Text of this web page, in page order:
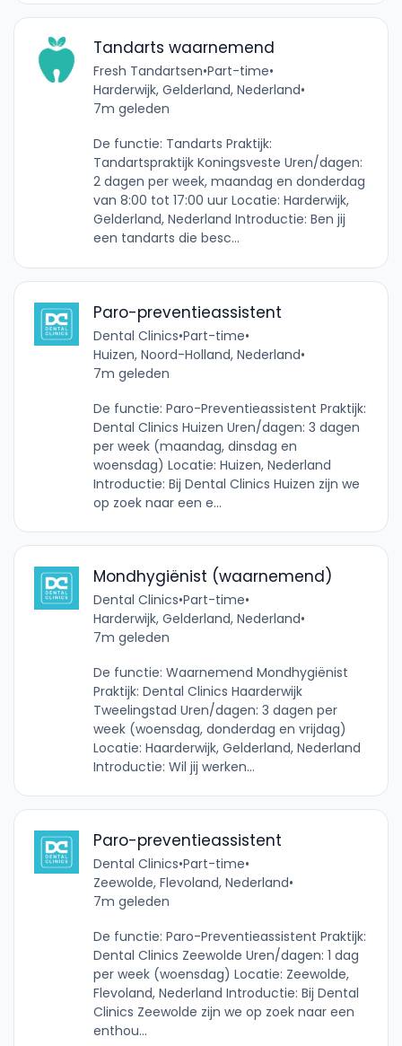
Tandarts waarnemend
Fresh Tandartsen•Part-time•
Harderwijk, Gelderland, Nederland•
7m geleden
De functie: Tandarts Praktijk:
Tandartspraktijk Koningsveste Uren/dagen:
2 dagen per week, maandag en donderdag
van 8:00 tot 17:00 uur Locatie: Harderwijk,
Gelderland, Nederland Introductie: Ben jij
een tandarts die besc...
Paro-preventieassistent
Dental Clinics•Part-time•
Huizen, Noord-Holland, Nederland•
7m geleden
De functie: Paro-Preventieassistent Praktijk:
Dental Clinics Huizen Uren/dagen: 3 dagen
per week (maandag, dinsdag en
woensdag) Locatie: Huizen, Nederland
Introductie: Bij Dental Clinics Huizen zijn we
op zoek naar een e...
Mondhygiënist (waarnemend)
Dental Clinics•Part-time•
Harderwijk, Gelderland, Nederland•
7m geleden
De functie: Waarnemend Mondhygiënist
Praktijk: Dental Clinics Haarderwijk
Tweelingstad Uren/dagen: 3 dagen per
week (woensdag, donderdag en vrijdag)
Locatie: Haarderwijk, Gelderland, Nederland
Introductie: Wil jij werken...
Paro-preventieassistent
Dental Clinics•Part-time•
Zeewolde, Flevoland, Nederland•
7m geleden
De functie: Paro-Preventieassistent Praktijk:
Dental Clinics Zeewolde Uren/dagen: 1 dag
per week (woensdag) Locatie: Zeewolde,
Flevoland, Nederland Introductie: Bij Dental
Clinics Zeewolde zijn we op zoek naar een
enthou...